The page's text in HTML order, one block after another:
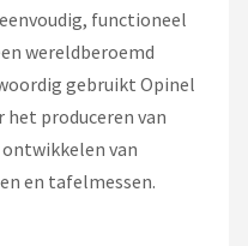
functioneel
wereldberoemd
gebruikt Opinel
produceren van
van
en tafelmessen.